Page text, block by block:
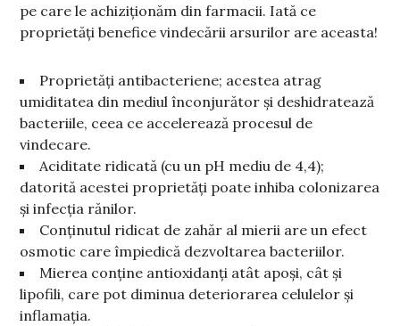
pe care le achiziționăm din farmacii. Iată ce
proprietăți benefice vindecării arsurilor are aceasta!
Proprietăți antibacteriene; acestea atrag
umiditatea din mediul înconjurător și deshidratează
bacteriile, ceea ce accelerează procesul de
vindecare.
Aciditate ridicată (cu un pH mediu de 4,4);
datorită acestei proprietăți poate inhiba colonizarea
și infecția rănilor.
Conținutul ridicat de zahăr al mierii are un efect
osmotic care împiedică dezvoltarea bacteriilor.
Mierea conține antioxidanți atât apoși, cât și
lipofili, care pot diminua deteriorarea celulelor și
inflamația.